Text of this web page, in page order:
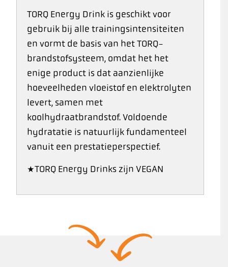
TORQ Energy Drink is geschikt voor
gebruik bij alle trainingsintensiteiten
en vormt de basis van het TORQ-
brandstofsysteem, omdat het het
enige product is dat aanzienlijke
hoeveelheden vloeistof en elektrolyten
levert, samen met
koolhydraatbrandstof. Voldoende
hydratatie is natuurlijk fundamenteel
vanuit een prestatieperspectief.
*TORQ Energy Drinks zijn VEGAN